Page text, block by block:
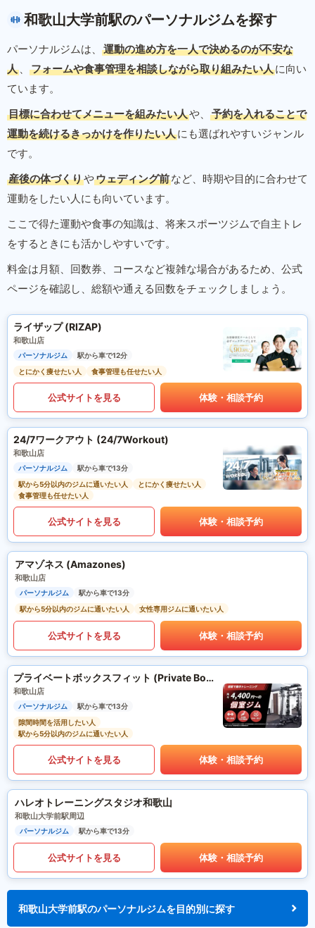
和歌山大学前駅のパーソナルジムを探す
パーソナルジムは、
運動の進め方を一人で決めるのが不安な
人 、 フォームや食事管理を相談しながら取り組みたい人に向い
ています。
目標に合わせてメニューを組みたい人や、
予約を入れることで
運動を続けるきっかけを作りたい人にも選ばれやすいジャンル
です。
産後の体づくりやウェディング前など、時期や目的に合わせて
運動をしたい人にも向いています。
ここで得た運動や食事の知識は、将来スポーツジムで自主トレ
をするときにも活かしやすいです。
料金は月額、回数券、コースなど複雑な場合があるため、公式
ページを確認し、総額や通える回数をチェックしましょう。
ライザップ (RIZAP)
和歌山店
パーソナルジム
駅から車で12分
とにかく痩せたい人
食事管理も任せたい人
公式サイトを見る 体験・相談予約
24/7ワークアウト (24/7Workout)
和歌山店
パーソナルジム
駅から車で13分
駅から5分以内のジムに通いたい人
とにかく痩せたい人
食事管理も任せたい人
公式サイトを見る 体験・相談予約
アマゾネス (Amazones)
和歌山店
パーソナルジム
駅から車で13分
駅から5分以内のジムに通いたい人
女性専用ジムに通いたい人
公式サイトを見る 体験・相談予約
プライベートボックスフィット (Private Box Fit)
和歌山店
パーソナルジム
駅から車で13分
隙間時間を活用したい人
駅から5分以内のジムに通いたい人
公式サイトを見る 体験・相談予約
ハレオトレーニングスタジオ和歌山
和歌山大学前駅周辺
パーソナルジム 駅から車で13分
公式サイトを見る 体験・相談予約
和歌山大学前駅のパーソナルジムを目的別に探す